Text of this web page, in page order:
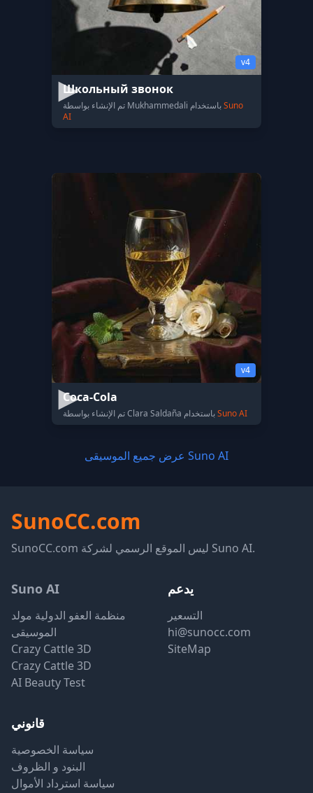
v4
Школьный звонок
Suno
AI
v4
Coca-Cola
Suno AI
عرض جميع الموسيقى Suno AI
SunoCC.com
SunoCC.com ليس الموقع الرسمي لشركة Suno AI.
Suno AI
منظمة العفو الدولية مولد
الموسيقى
Crazy Cattle 3D
Crazy Cattle 3D
AI Beauty Test
يدعم
التسعير
hi@sunocc.com
SiteMap
قانوني
سياسة الخصوصية
البنود و الظروف
سياسة استرداد الأموال